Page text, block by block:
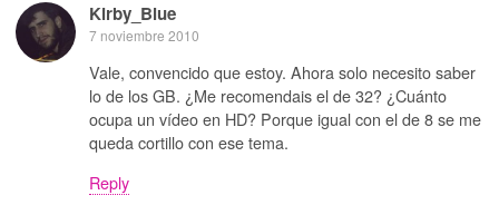
Kirby_Blue
7 noviembre 2010
Vale, convencido que estoy. Ahora solo necesito saber
lo de los GB. ¿Me recomendais el de 32? ¿Cuánto
ocupa un vídeo en HD? Porque igual con el de 8 se me
queda cortillo con ese tema.
Reply